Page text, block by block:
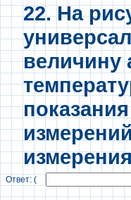
22. На
величину
Ответ: (